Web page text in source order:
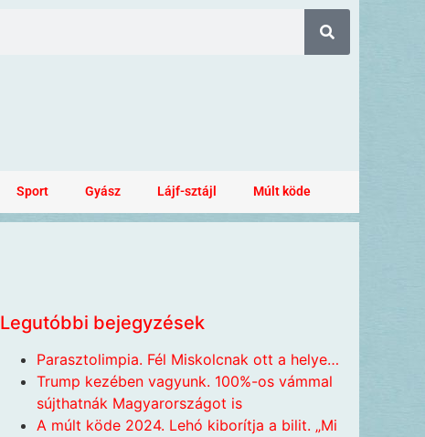
Sport Gyász Lájf-sztájl Múlt köde
Legutóbbi bejegyzések
Parasztolimpia. Fél Miskolcnak ott a helye…
Trump kezében vagyunk. 100%-os vámmal
sújthatnák Magyarországot is
A múlt köde 2024. Lehó kiborítja a bilit. „Mi